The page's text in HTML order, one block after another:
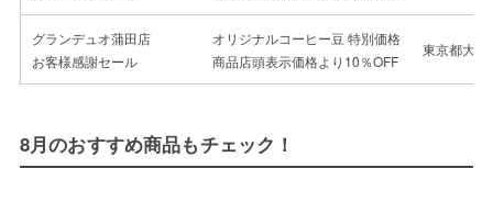
グランデュオ蒲田店
お客様感謝セール
オリジナルコーヒー豆 特別価格
商品店頭表示価格より10％OFF
東京都大
8月のおすすめ商品もチェック！